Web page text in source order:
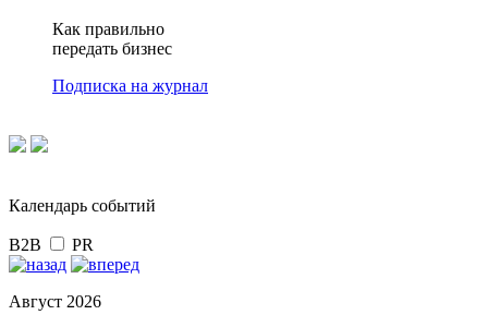
Как правильно
передать бизнес
Подписка на журнал
Календарь событий
B2B PR
Август 2026